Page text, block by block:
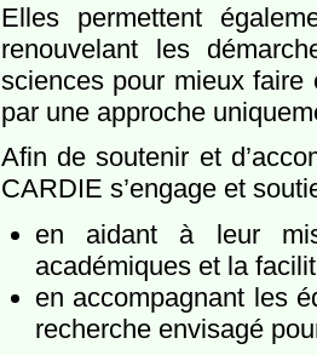
Elles permettent
renouvelant les
sciences pour mieux
par une approche
Afin de soutenir et
CARDIE s’engage et
en aidant à leur
académiques et la
en accompagnant les
recherche envisagé